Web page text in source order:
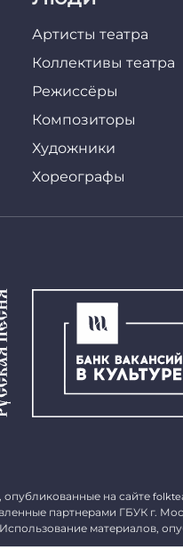
Артисты театра
Коллективы театра
Режиссёры
Композиторы
Художники
Хореографы
опубликованные на сайте
партнерами ГБУК г.
материалов,